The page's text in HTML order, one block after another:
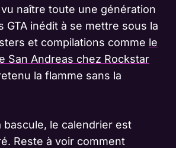
naître toute une génération
GTA inédit à se mettre sous la
et compilations comme le
San Andreas chez Rockstar
la flamme sans la
bascule, le calendrier est
Reste à voir comment